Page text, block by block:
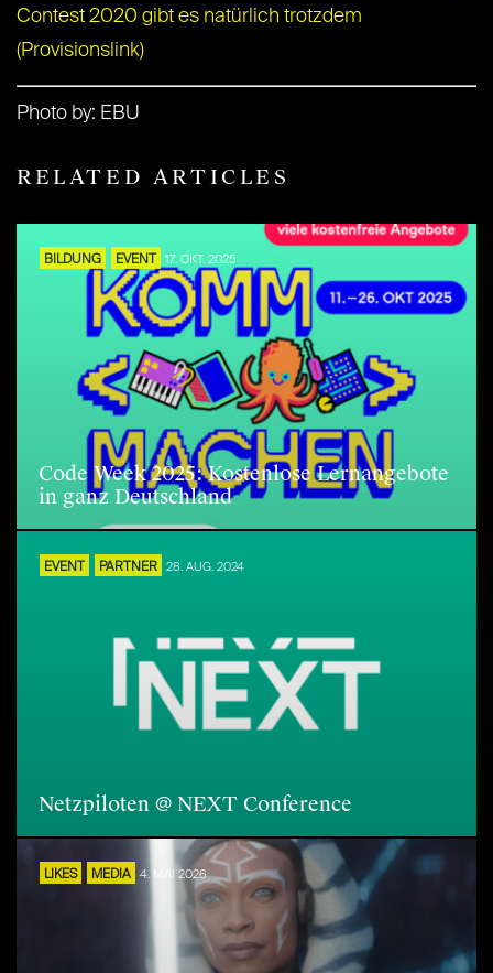
Contest 2020 gibt es natürlich trotzdem
(Provisionslink)
Photo by: EBU
RELATED ARTICLES
BILDUNG EVENT 17. OKT. 2025
Code Week 2025: Kostenlose Lernangebote
in ganz Deutschland
EVENT PARTNER 28. AUG. 2024
Netzpiloten @ NEXT Conference
LIKES MEDIA 4. MAI 2026